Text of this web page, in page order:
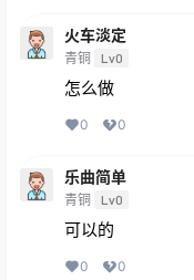
火车淡定
青铜 Lv0
怎么做
0 0
乐曲简单
青铜 Lv0
可以的
0 0